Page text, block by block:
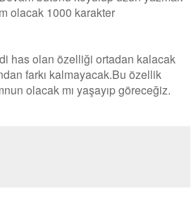
olacak 1000 karakter
has olan özelliği ortadan kalacak
farkı kalmayacak.Bu özellik
olacak mı yaşayıp göreceğiz.